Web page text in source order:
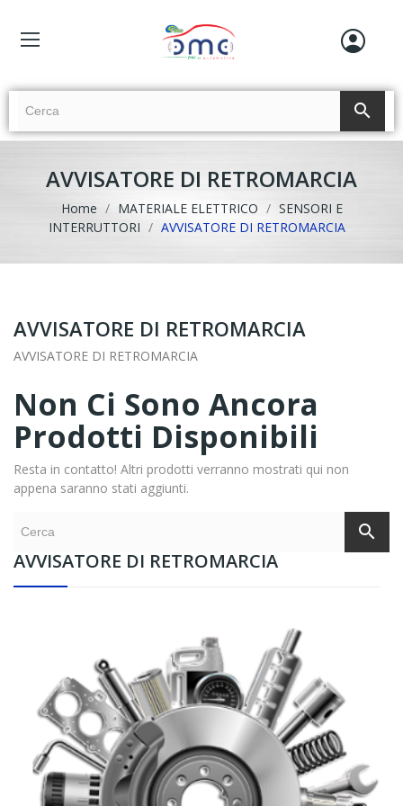
search
AVVISATORE DI RETROMARCIA
Home MATERIALE ELETTRICO
SENSORI E
INTERRUTTORI
AVVISATORE DI RETROMARCIA
AVVISATORE DI RETROMARCIA
AVVISATORE DI RETROMARCIA
AVVISATORE DI RETROMARCIA
Non Ci Sono Ancora
Prodotti Disponibili
Resta in contatto! Altri prodotti verranno mostrati qui non
appena saranno stati aggiunti.
search